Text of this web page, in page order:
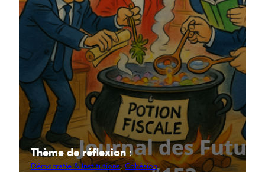
Thème de réflexion:
Démocratie & Institutions, Cohésion